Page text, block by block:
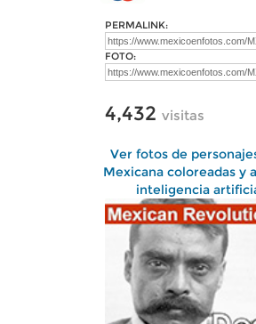
PERMALINK:
FOTO:
4,432 visitas
Ver fotos de
Mexicana coloreadas y
inteligencia